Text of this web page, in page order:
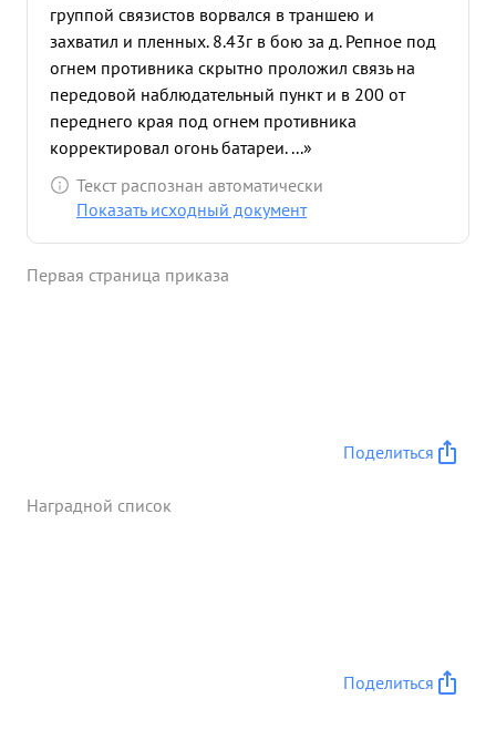
группой связистов ворвался в траншею и
захватил и пленных. 8.43г в бою за д. Репное под
огнем противника скрытно проложил связь на
передовой наблюдательный пункт и в 200 от
переднего края под огнем противника
корректировал огонь батареи. ...»
Текст распознан автоматически
Показать исходный документ
Первая страница приказа
Поделиться
Наградной список
Поделиться